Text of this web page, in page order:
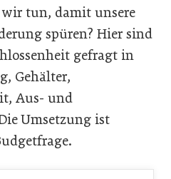
wir tun, damit unsere
spüren? Hier sind
gefragt in
Gehälter,
Aus- und
Umsetzung ist